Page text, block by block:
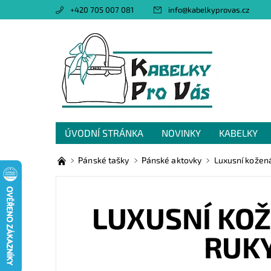
+420 705 007 081 info@kabelkyprovas.cz
ÚVODNÍ STRÁNKA NOVINKY
KABELKY
OBCHODNÍ PODMÍNKY
GDPR NAPIŠTE
Pánské tašky Pánské aktovky Luxusní
LUXUSNÍ